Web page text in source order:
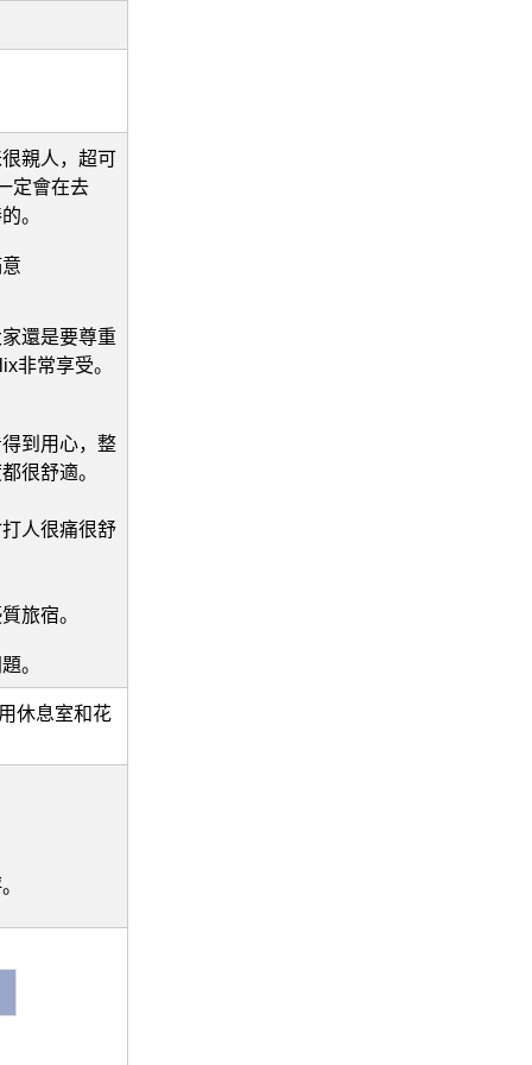
親人，超可
定會在去
。
還是要尊重
非常享受。
到用心，整
很舒適。
人很痛很舒
旅宿。
。
休息室和花